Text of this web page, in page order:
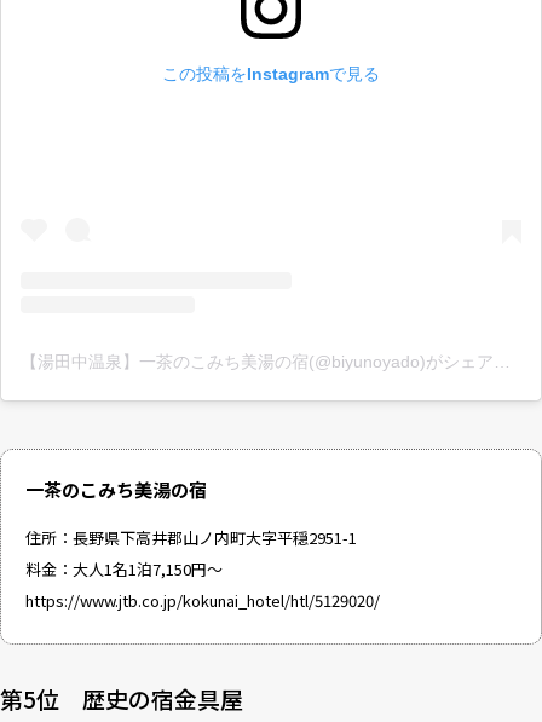
この投稿をInstagramで見る
【湯田中温泉】一茶のこみち美湯の宿(@biyunoyado)がシェアした投稿
一茶のこみち美湯の宿
住所：長野県下高井郡山ノ内町大字平穏2951-1
料金：大人1名1泊7,150円～
https://www.jtb.co.jp/kokunai_hotel/htl/5129020/
第5位 歴史の宿金具屋